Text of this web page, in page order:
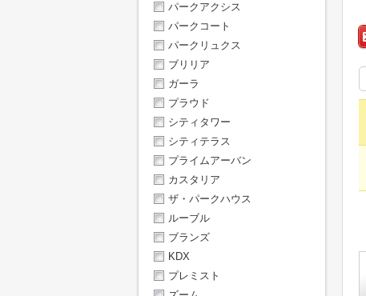
パークアクシス
パークコート
パークリュクス
ブリリア
ガーラ
プラウド
シティタワー
シティテラス
プライムアーバン
カスタリア
ザ・パークハウス
ルーブル
ブランズ
KDX
プレミスト